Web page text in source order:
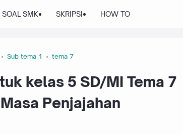
SOAL SMK SKRIPSI HOW TO
Sub tema 1 tema 7
kelas 5 SD/MI Tema 7
Penjajahan